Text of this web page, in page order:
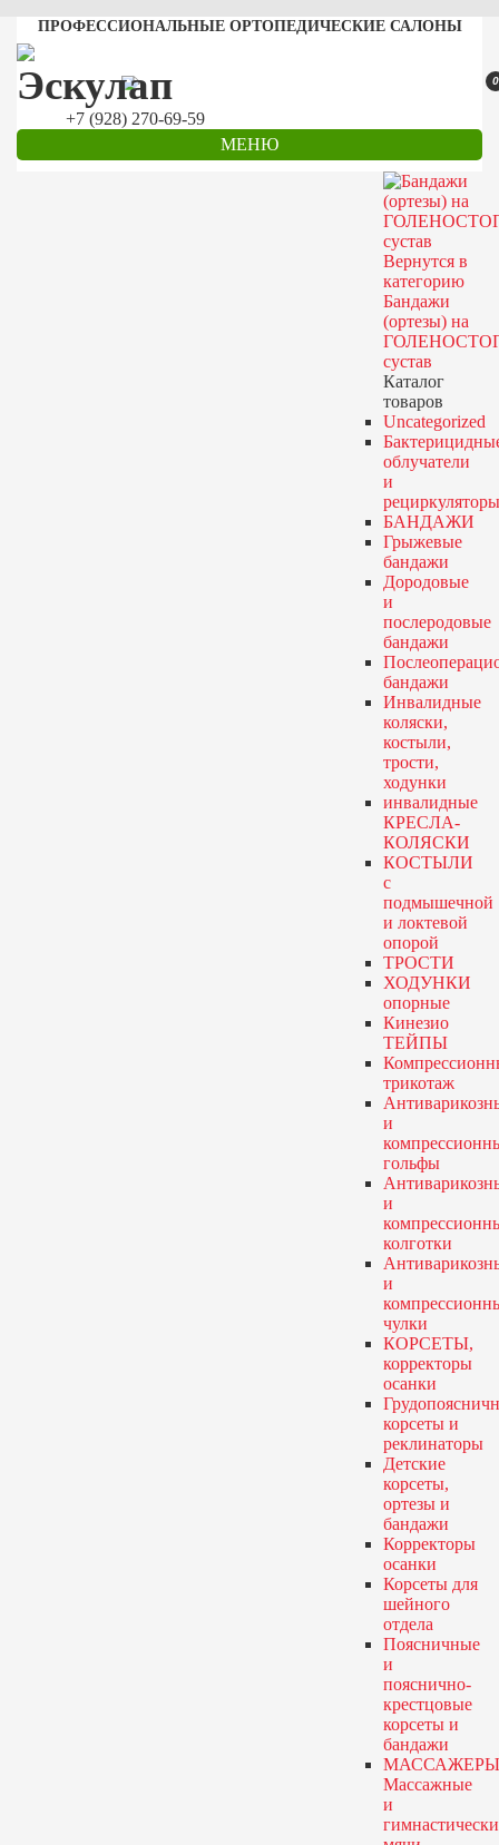
ПРОФЕССИОНАЛЬНЫЕ ОРТОПЕДИЧЕСКИЕ САЛОНЫ
+7 (928) 270-69-59
0
МЕНЮ
Вернутся в
категорию
Бандажи
(ортезы) на
сустав
Каталог
товаров
Uncategorized
облучатели
и
рециркуляторы
БАНДАЖИ
Грыжевые
бандажи
Дородовые
и
послеродовые
бандажи
бандажи
Инвалидные
коляски,
костыли,
трости,
ходунки
инвалидные
КРЕСЛА-
КОЛЯСКИ
КОСТЫЛИ
с
подмышечной
и локтевой
опорой
ТРОСТИ
ХОДУНКИ
опорные
Кинезио
ТЕЙПЫ
трикотаж
и
гольфы
и
колготки
и
чулки
КОРСЕТЫ,
корректоры
осанки
корсеты и
реклинаторы
Детские
корсеты,
ортезы и
бандажи
Корректоры
осанки
Корсеты для
шейного
отдела
Поясничные
и
пояснично-
крестцовые
корсеты и
бандажи
Массажные
и